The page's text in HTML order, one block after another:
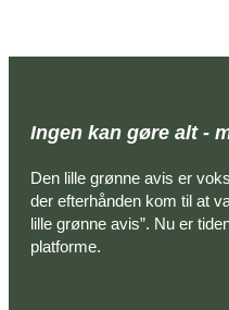
Ingen kan gøre alt -
Den lille grønne avis er
der efterhånden kom til at
lille grønne avis”. Nu er
platforme.